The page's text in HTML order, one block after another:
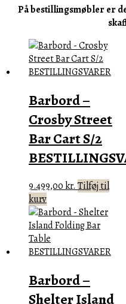
På bestillingsmøbler er
Barbord –
Crosby Street
Bar Cart S/2
9.499,00kr. Tilføj til
kurv
Barbord –
Shelter Island